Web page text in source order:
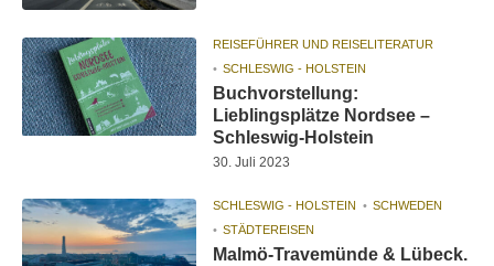
REISEFÜHRER UND REISELITERATUR
SCHLESWIG - HOLSTEIN
Buchvorstellung:
Lieblingsplätze Nordsee –
Schleswig-Holstein
30. Juli 2023
SCHLESWIG - HOLSTEIN
SCHWEDEN
STÄDTEREISEN
Malmö-Travemünde & Lübeck.